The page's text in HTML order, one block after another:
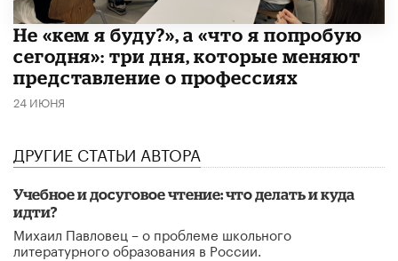
Не «кем я буду?», а «что я попробую
сегодня»: три дня, которые меняют
представление о профессиях
24 ИЮНЯ
ДРУГИЕ СТАТЬИ АВТОРА
Учебное и досуговое чтение: что делать и куда
идти?
Михаил Павловец – о проблеме школьного
литературного образования в России.